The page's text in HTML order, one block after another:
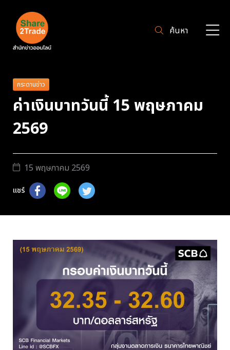
ค้นหา
กระดานข่าว
ค่าเงินบาทวันนี้ 15 พฤษภาคม
2569
15 พฤษภาคม 2569
แชร์